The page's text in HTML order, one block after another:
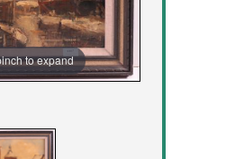
to expand